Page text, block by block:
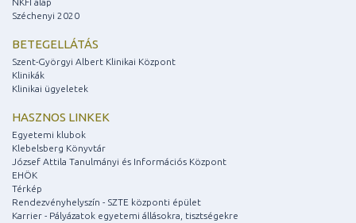
NKFI alap
Széchenyi 2020
BETEGELLÁTÁS
Szent-Györgyi Albert Klinikai Központ
Klinikák
Klinikai ügyeletek
HASZNOS LINKEK
Egyetemi klubok
Klebelsberg Könyvtár
József Attila Tanulmányi és Információs Központ
EHÖK
Térkép
Rendezvényhelyszín - SZTE központi épület
Karrier - Pályázatok egyetemi állásokra, tisztségekre